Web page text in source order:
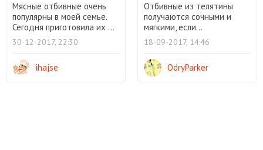
Мясные отбивные очень
популярны в моей семье.
Сегодня приготовила их ...
30-12-2017, 22:30
ihajse
Отбивные из телятины
получаются сочными и
мягкими, если...
18-09-2017, 14:46
OdryParker